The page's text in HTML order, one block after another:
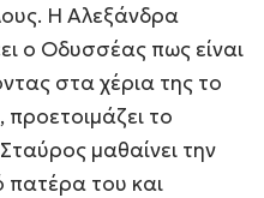
Η Αλεξάνδρα
ο Οδυσσέας πως είναι
στα χέρια της το
προετοιμάζει το
μαθαίνει την
πατέρα του και